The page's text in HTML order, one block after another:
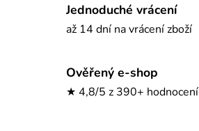
Jednoduché vrácení
až 14 dní na vrácení zboží
Ověřený e-shop
★ 4,8/5 z 390+ hodnocení